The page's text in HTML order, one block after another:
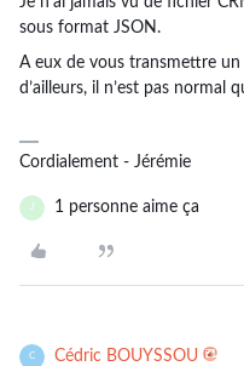
sous format JSON.
A eux de vous transmettre
d’ailleurs, il n’est pas normal
Cordialement - Jérémie
J 1 personne aime ça
C Cédric BOUYSSOU